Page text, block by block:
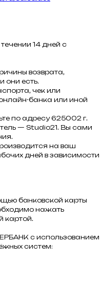
14 дней с
возврата,
они есть.
чек или
банка или иной
по адресу 625002 г.
— Studio21. Вы сами
на ваш
дней в зависимости
банковской карты
нажать
картой.
с использованием
систем: